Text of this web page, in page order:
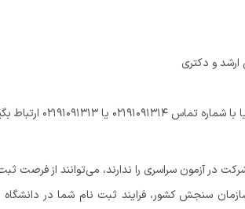
ارشد و دکتری
یا ۰۲۱۹۱۰۹۱۳۱۳ ارتباط بگیرید.
در آزمون سراسری را ندارند، می‌توانند از فرصت
سنجش کشور، فرایند ثبت نام شما در